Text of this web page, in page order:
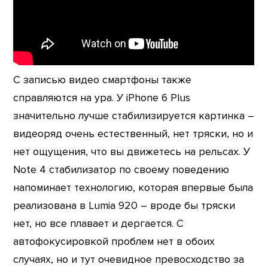
С записью видео смартфоны также
справляются на ура. У iPhone 6 Plus
значительно лучше стабилизируется картинка –
видеоряд очень естественный, нет тряски, но и
нет ощущения, что вы движетесь на рельсах. У
Note 4 стабилизатор по своему поведению
напоминает технологию, которая впервые была
реализована в Lumia 920 – вроде бы тряски
нет, но все плавает и дергается. С
автофокусировкой проблем нет в обоих
случаях, но и тут очевидное превосходство за